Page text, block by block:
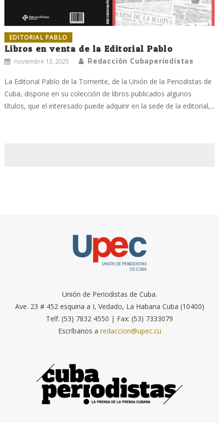
EDITORIAL PABLO
Libros en venta de la Editorial Pablo
noviembre 13, 2025 Redacción Cubaperiodistas
La Editorial Pablo de la Torriente, de la Unión de la Periodistas de
Cuba, dispone en su colección de libros publicados algunos
títulos, que el interesado puede adquirir en la sede de la editorial,...
Unión de Periodistas de Cuba.
Ave. 23 # 452 esquina a I, Vedado, La Habana Cuba (10400)
Telf. (53) 7832 4550 | Fax: (53) 7333079
Escríbanos a redaccion@upec.cu